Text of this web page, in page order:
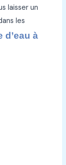
laisser un
les
d’eau à